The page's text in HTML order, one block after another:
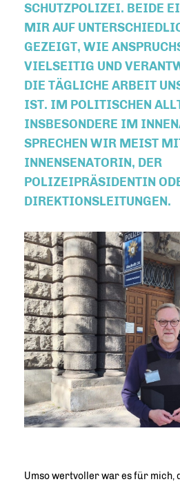
SCHUTZPOLIZEI. BEIDE
MIR AUF
GEZEIGT, WIE
VIELSEITIG UND
DIE TÄGLICHE ARBEIT
IST. IM POLITISCHEN
INSBESONDERE IM
SPRECHEN WIR MEIST
INNENSENATORIN, DER
POLIZEIPRÄSIDENTIN
DIREKTIONSLEITUNGEN.
Umso wertvoller war es für mich,